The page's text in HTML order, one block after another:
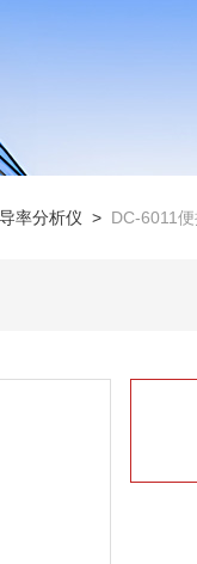
率分析仪 > DC-6011